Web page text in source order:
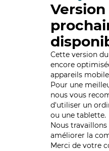
Cette version du
encore
appareils
Pour une
nous vous
d'utiliser un
ou une tablette.
Nous
améliorer la
Merci de votre